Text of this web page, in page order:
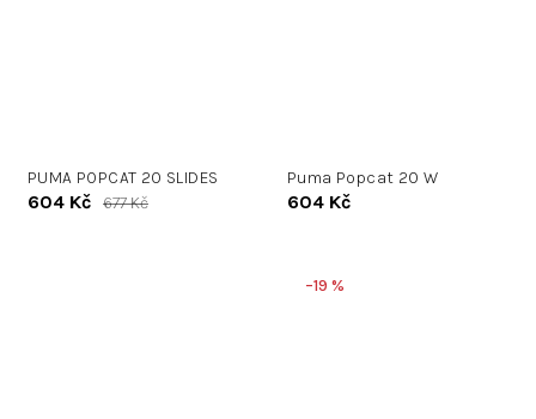
PUMA POPCAT 20 SLIDES
604 Kč 677 Kč
Puma Popcat 20 W
604 Kč
–19 %